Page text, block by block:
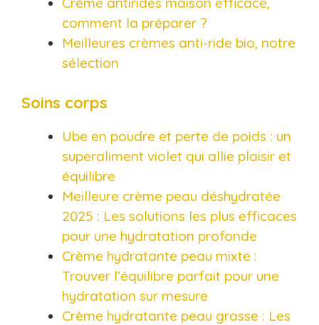
comment la préparer ?
Meilleures crèmes anti-ride bio, notre
sélection
Soins corps
Ube en poudre et perte de poids : un
superaliment violet qui allie plaisir et
équilibre
Meilleure crème peau déshydratée
2025 : Les solutions les plus efficaces
pour une hydratation profonde​
Crème hydratante peau mixte :
Trouver l’équilibre parfait pour une
hydratation sur mesure​
Crème hydratante peau grasse : Les